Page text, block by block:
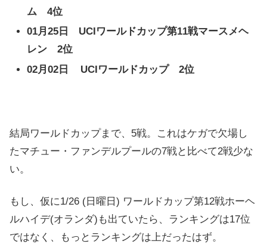
ム 4位
01月25日 UCIワールドカップ第11戦マースメヘ
レン 2位
02月02日 UCIワールドカップ 2位
結局ワールドカップまで、5戦。これはケガで欠場し
たマチュー・ファンデルプールの7戦と比べて2戦少な
い。
もし、仮に1/26 (日曜日) ワールドカップ第12戦ホーヘ
ルハイデ(オランダ)も出ていたら、ランキングは17位
ではなく、もっとランキングは上だったはず。